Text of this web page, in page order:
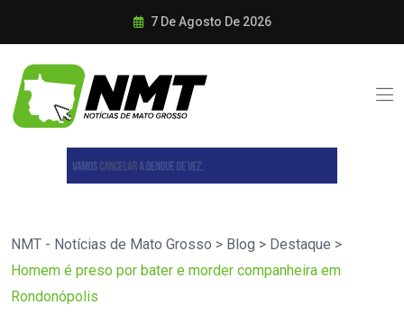
7 De Agosto De 2026
NMT - Notícias de Mato Grosso > Blog > Destaque >
Homem é preso por bater e morder companheira em
Rondonópolis